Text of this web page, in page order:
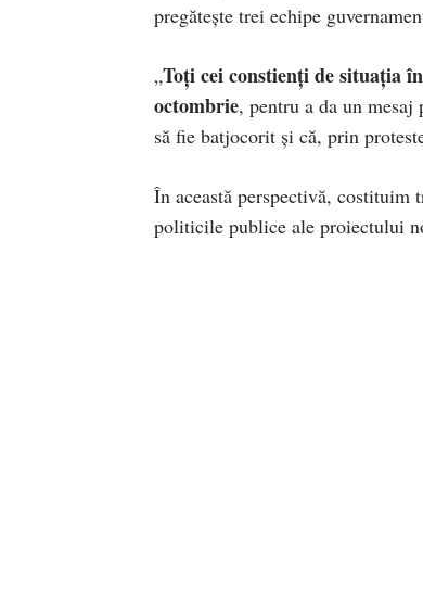
pregătește trei echipe
„Toți cei constienți de situația
octombrie, pentru a da un
să fie batjocorit și că, prin
În această perspectivă, costituim
politicile publice ale proiectului